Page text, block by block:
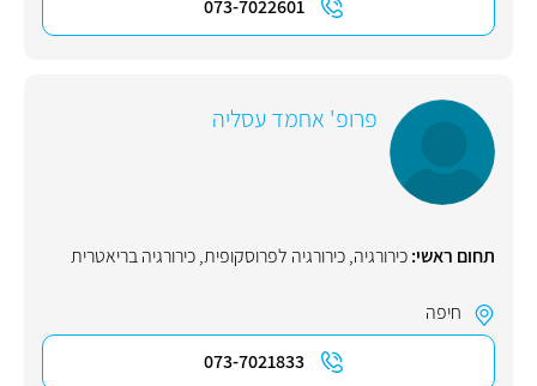
073-7022601
פרופ' אחמד עסליה
תחום ראשי:כירורגיה,כירורגיה לפרוסקופית,כירורגיה בריאטרית
חיפה
073-7021833